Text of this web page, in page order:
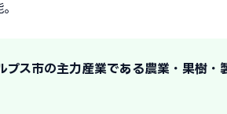
プス市の主力産業である農業・果樹・